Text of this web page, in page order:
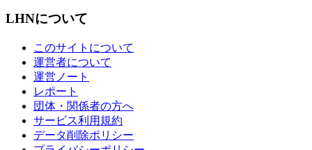
LHNについて
このサイトについて
運営者について
運営ノート
レポート
団体・関係者の方へ
サービス利用規約
データ削除ポリシー